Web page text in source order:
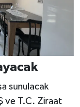
sunulacak
ve T.C. Ziraat